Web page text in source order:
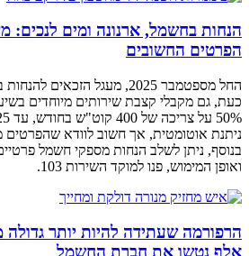
הנחות בחשמל, ארנונה ומים לנכים:
הפרטים החשובים
החל מספטמבר 2025, מעגל
ניתנת אוטומטית, אך חשוב לוודא
בנוסף, ניתן לשלב הנחות מספקי חשמל
ואופן המימוש, פנו למוקד השירות 103.
אלף נטשו את חברת החשמל